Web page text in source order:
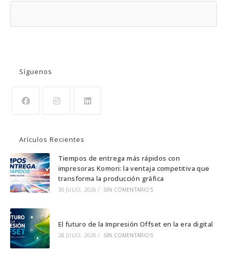
Síguenos
Arículos Recientes
Tiempos de entrega más rápidos con
impresoras Komori: la ventaja competitiva que
transforma la producción gráfica
30 JULIO, 2026 / SIN COMENTARIOS
El futuro de la Impresión Offset en la era digital
28 JULIO, 2026 / SIN COMENTARIOS